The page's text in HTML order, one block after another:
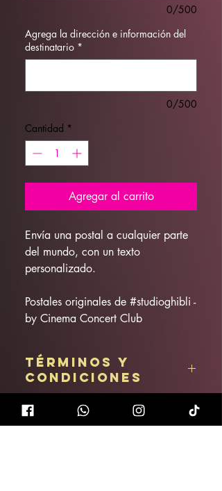
0/500
Agrega la dirección e información del
destinatario *
0/500
Cantidad *
Agregar al carrito
Envía una postal a cualquier parte
del mundo, con un texto
personalizado.
Postales originales de #studioghibli -
by Cinema Concert Club
Términos y
condiciones
Artículo no reembolsable